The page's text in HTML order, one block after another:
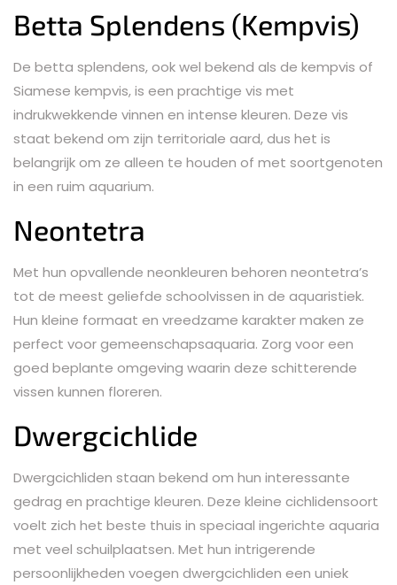
Betta Splendens (Kempvis)
De betta splendens, ook wel bekend als de kempvis of
Siamese kempvis, is een prachtige vis met
indrukwekkende vinnen en intense kleuren. Deze vis
staat bekend om zijn territoriale aard, dus het is
belangrijk om ze alleen te houden of met soortgenoten
in een ruim aquarium.
Neontetra
Met hun opvallende neonkleuren behoren neontetra’s
tot de meest geliefde schoolvissen in de aquaristiek.
Hun kleine formaat en vreedzame karakter maken ze
perfect voor gemeenschapsaquaria. Zorg voor een
goed beplante omgeving waarin deze schitterende
vissen kunnen floreren.
Dwergcichlide
Dwergcichliden staan bekend om hun interessante
gedrag en prachtige kleuren. Deze kleine cichlidensoort
voelt zich het beste thuis in speciaal ingerichte aquaria
met veel schuilplaatsen. Met hun intrigerende
persoonlijkheden voegen dwergcichliden een uniek